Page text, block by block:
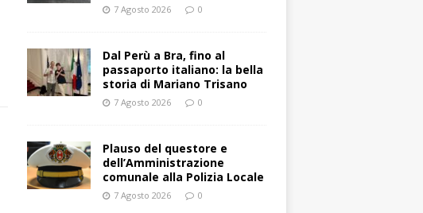
7 Agosto 2026 0
​Dal Perù a Bra, fino al
passaporto italiano: la bella
storia di Mariano Trisano
7 Agosto 2026 0
Plauso del questore e
dell’Amministrazione
comunale alla Polizia Locale
7 Agosto 2026 0